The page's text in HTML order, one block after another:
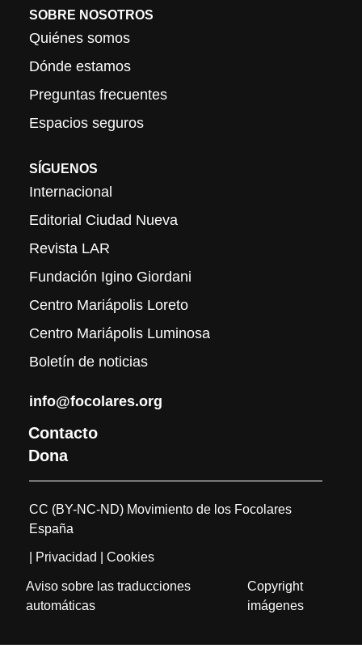
SOBRE NOSOTROS
Quiénes somos
Dónde estamos
Preguntas frecuentes
Espacios seguros
SÍGUENOS
Internacional
Editorial Ciudad Nueva
Revista LAR
Fundación Igino Giordani
Centro Mariápolis Loreto
Centro Mariápolis Luminosa
Boletín de noticias
info@focolares.org
Contacto
Dona
CC (BY-NC-ND) Movimiento de los Focolares
España
| Privacidad | Cookies
Aviso sobre las traducciones
automáticas
Copyright
imágenes